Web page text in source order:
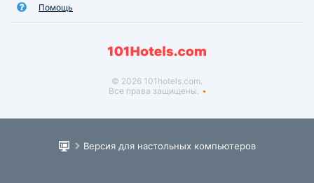
Помощь
© 2026 101hotels.com.
Все права защищены.
Версия для настольных компьютеров